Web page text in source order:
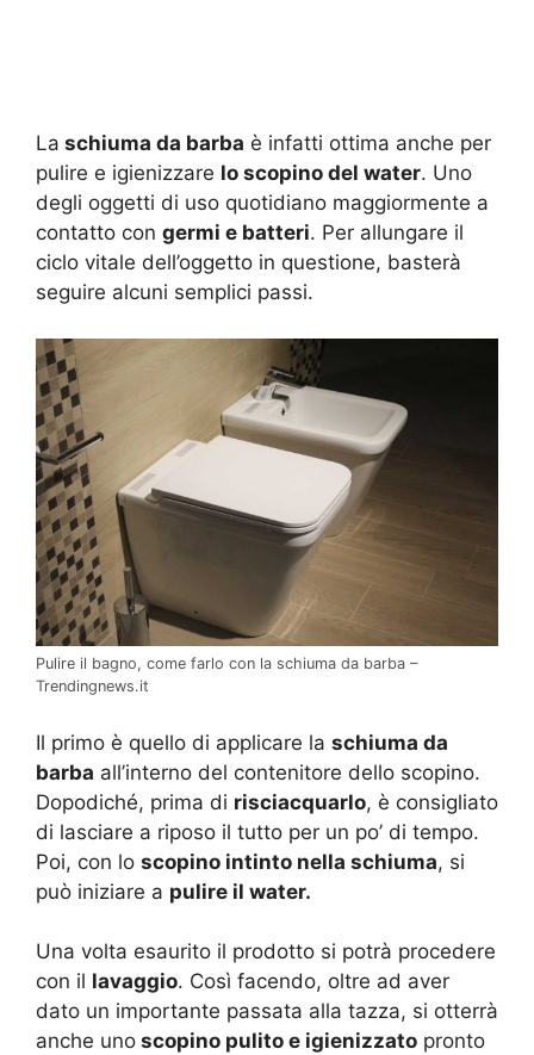
La schiuma da barba è infatti ottima anche per
pulire e igienizzare lo scopino del water. Uno
degli oggetti di uso quotidiano maggiormente a
contatto con germi e batteri. Per allungare il
ciclo vitale dell’oggetto in questione, basterà
seguire alcuni semplici passi.
Pulire il bagno, come farlo con la schiuma da barba –
Trendingnews.it
Il primo è quello di applicare la schiuma da
barba all’interno del contenitore dello scopino.
Dopodiché, prima di risciacquarlo, è consigliato
di lasciare a riposo il tutto per un po’ di tempo.
Poi, con lo scopino intinto nella schiuma, si
può iniziare a pulire il water.
Una volta esaurito il prodotto si potrà procedere
con il lavaggio. Così facendo, oltre ad aver
dato un importante passata alla tazza, si otterrà
anche uno scopino pulito e igienizzato pronto